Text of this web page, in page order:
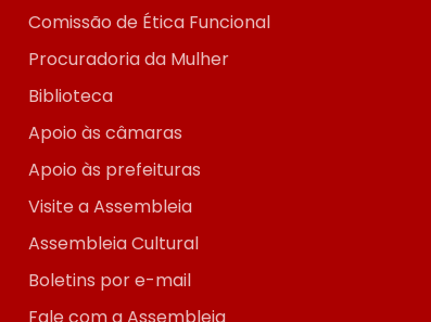
Comissão de Ética Funcional
Procuradoria da Mulher
Biblioteca
Apoio às câmaras
Apoio às prefeituras
Visite a Assembleia
Assembleia Cultural
Boletins por e-mail